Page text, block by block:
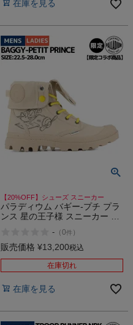
在庫を見る
【20%OFF】シューズ スニーカー
パラディウム バギー-プチ プラ
ンス 星の王子様 スニーカー シ
ハイカット カジュアル 限定 コ
ラボ 星の王子さま 絵本 童話 メ
PETIT PRINCE 74448
- （0件 ）
販売価格 ¥13,200税込
在庫切れ
在庫を見る